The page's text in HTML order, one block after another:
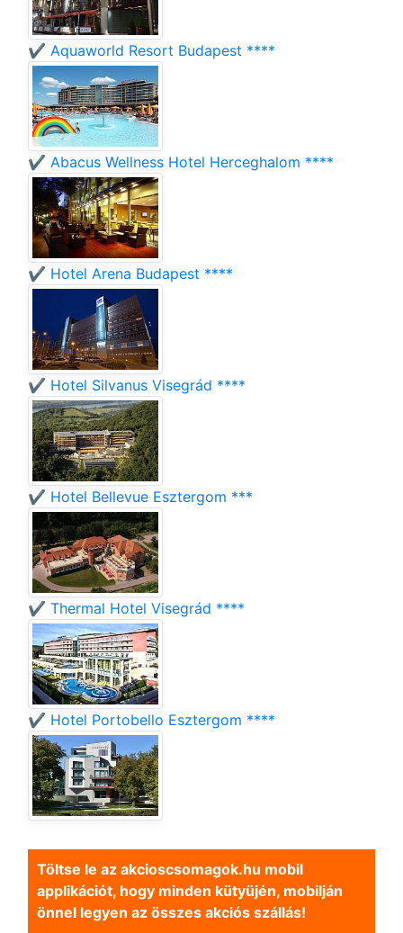
✔️ Aquaworld Resort Budapest ****
✔️ Abacus Wellness Hotel Herceghalom ****
✔️ Hotel Arena Budapest ****
✔️ Hotel Silvanus Visegrád ****
✔️ Hotel Bellevue Esztergom ***
✔️ Thermal Hotel Visegrád ****
✔️ Hotel Portobello Esztergom ****
Töltse le az akcioscsomagok.hu mobil
applikációt, hogy minden kütyüjén, mobilján
önnel legyen az összes akciós szállás!